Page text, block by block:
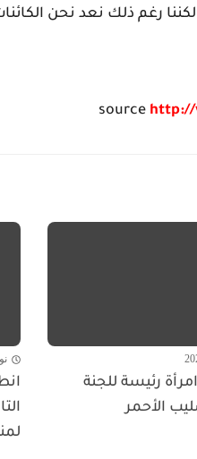
رغم ذلك نعد نحن
source http://
رئيسة للجنة
الأحمر